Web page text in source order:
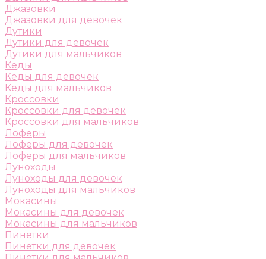
Джазовки
Джазовки для девочек
Дутики
Дутики для девочек
Дутики для мальчиков
Кеды
Кеды для девочек
Кеды для мальчиков
Кроссовки
Кроссовки для девочек
Кроссовки для мальчиков
Лоферы
Лоферы для девочек
Лоферы для мальчиков
Луноходы
Луноходы для девочек
Луноходы для мальчиков
Мокасины
Мокасины для девочек
Мокасины для мальчиков
Пинетки
Пинетки для девочек